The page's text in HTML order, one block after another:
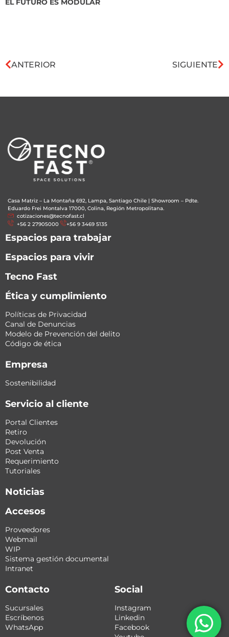
EL FUTURO ES MODULAR
ANTERIOR SIGUIENTE
Casa Matriz – La Montaña 692, Lampa, Santiago Chile | Showroom – Pdte.
Eduardo Frei Montalva 17000, Colina, Región Metropolitana.
cotizaciones@tecnofast.cl
+56 2 27905000
+56 9 3469 5135
Espacios para trabajar
Espacios para vivir
Tecno Fast
Ética y cumplimiento
Políticas de Privacidad
Canal de Denuncias
Modelo de Prevención del delito
Código de ética
Empresa
Sostenibilidad
Servicio al cliente
Portal Clientes
Retiro
Devolución
Post Venta
Requerimiento
Tutoriales
Noticias
Accesos
Proveedores
Webmail
WIP
Sistema gestión documental
Intranet
Contacto
Sucursales
Escríbenos
WhatsApp
Social
Instagram
Linkedin
Facebook